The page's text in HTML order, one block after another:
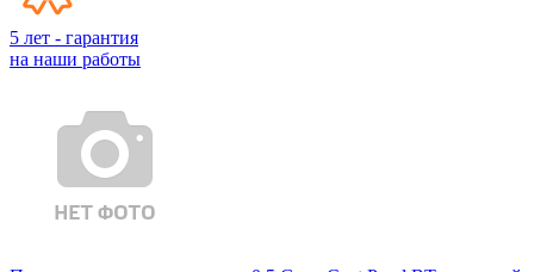
5 лет - гарантия
на наши работы